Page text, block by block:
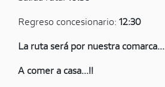
Regreso concesionario: 12:30
La ruta será por nuestra comarca...
A comer a casa...!!